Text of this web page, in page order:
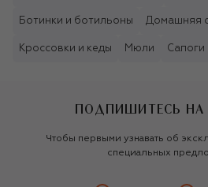
Ботинки и ботильоны Домашняя
Кроссовки и кеды Мюли Сапоги
ПОДПИШИТЕСЬ НА
Чтобы первыми узнавать об
специальных